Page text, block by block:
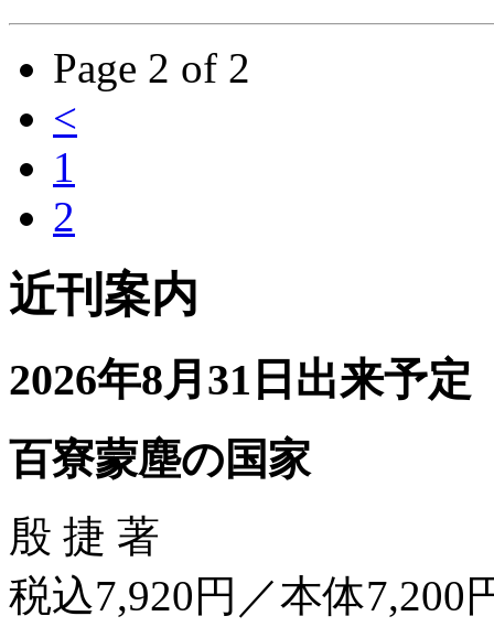
Page 2 of 2
<
1
2
近刊案内
2026年8月31日出来予定
百寮蒙塵の国家
殷 捷 著
税込7,920円／本体7,200